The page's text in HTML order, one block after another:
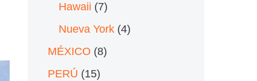
Hawaii (7)
Nueva York(4)
MÉXICO (8)
PERÚ (15)